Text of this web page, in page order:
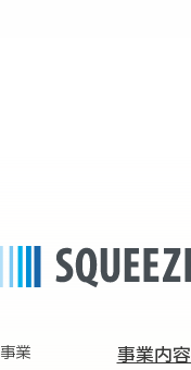
事業
事業内容